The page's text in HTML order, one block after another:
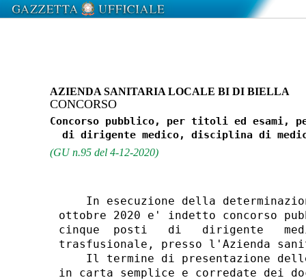
AZIENDA SANITARIA LOCALE BI DI BIELLA
CONCORSO
Concorso pubblico, per titoli ed esami,
(GU n.95 del 4-12-2020)
In esecuzione della
ottobre 2020 e' indetto concorso
cinque  posti   di   dirigente
trasfusionale, presso l'Azienda
Il termine di presentazione
in carta semplice e corredate dei